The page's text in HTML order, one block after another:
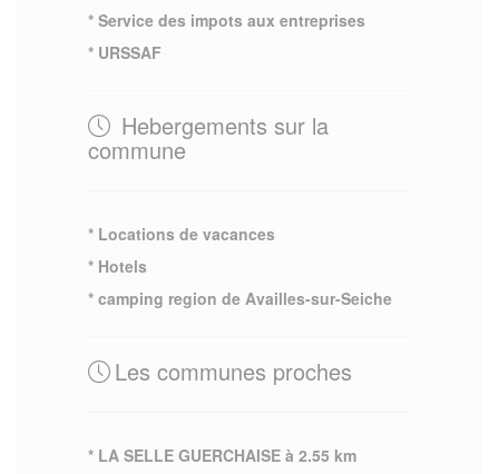
* Service des impots aux entreprises
* URSSAF
Hebergements sur la
commune
* Locations de vacances
* Hotels
* camping region de Availles-sur-Seiche
Les communes proches
* LA SELLE GUERCHAISE à 2.55 km